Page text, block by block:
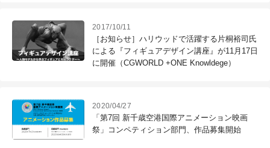
2017/10/11
［お知らせ］ハリウッドで活躍する片桐裕司氏
による『フィギュアデザイン講座』が11月17日
に開催（CGWORLD +ONE Knowldege）
2020/04/27
「第7回 新千歳空港国際アニメーション映画
祭」コンペティション部門、作品募集開始